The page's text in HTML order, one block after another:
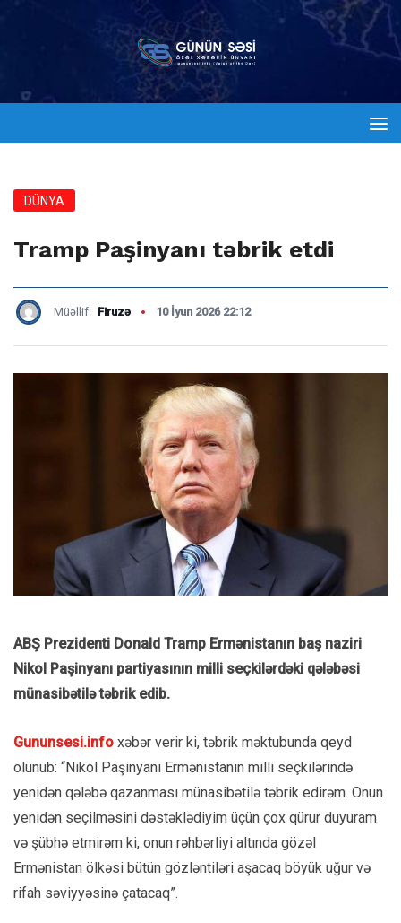
DÜNYA
Tramp Paşinyanı təbrik etdi
Müəllif: Firuzə 10 İyun 2026 22:12
ABŞ Prezidenti Donald Tramp Ermənistanın baş naziri
Nikol Paşinyanı partiyasının milli seçkilərdəki qələbəsi
münasibətilə təbrik edib.
Gununsesi.info xəbər verir ki, təbrik məktubunda qeyd
olunub: “Nikol Paşinyanı Ermənistanın milli seçkilərində
yenidən qələbə qazanması münasibətilə təbrik edirəm. Onun
yenidən seçilməsini dəstəklədiyim üçün çox qürur duyuram
və şübhə etmirəm ki, onun rəhbərliyi altında gözəl
Ermənistan ölkəsi bütün gözləntiləri aşacaq böyük uğur və
rifah səviyyəsinə çatacaq”.